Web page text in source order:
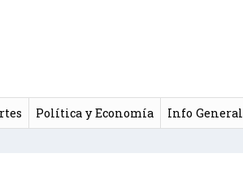
Política y Economía Info General